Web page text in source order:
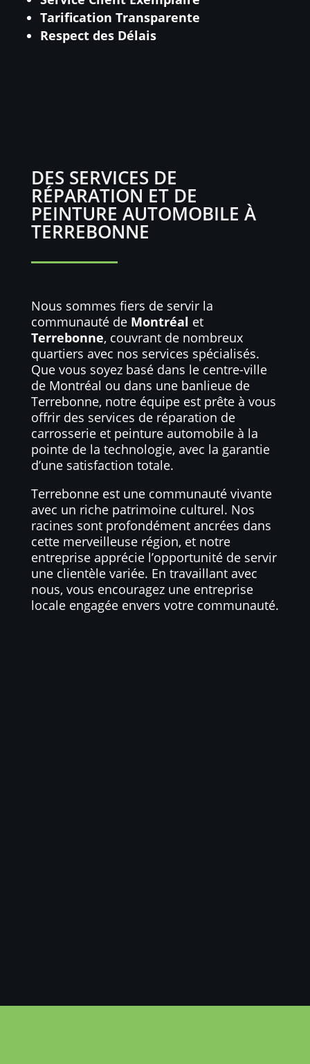
Tarification Transparente
Respect des Délais
DES SERVICES DE
RÉPARATION ET DE
PEINTURE AUTOMOBILE À
TERREBONNE
Nous sommes fiers de servir la
communauté de Montréal et
Terrebonne, couvrant de nombreux
quartiers avec nos services spécialisés.
Que vous soyez basé dans le centre-ville
de Montréal ou dans une banlieue de
Terrebonne, notre équipe est prête à vous
offrir des services de réparation de
carrosserie et peinture automobile à la
pointe de la technologie, avec la garantie
d’une satisfaction totale.
Terrebonne est une communauté vivante
avec un riche patrimoine culturel. Nos
racines sont profondément ancrées dans
cette merveilleuse région, et notre
entreprise apprécie l’opportunité de servir
une clientèle variée. En travaillant avec
nous, vous encouragez une entreprise
locale engagée envers votre communauté.